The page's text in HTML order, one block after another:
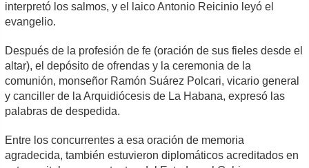
interpretó los salmos, y el laico Antonio Reicinio leyó el
evangelio.
Después de la profesión de fe (oración de sus fieles desde el
altar), el depósito de ofrendas y la ceremonia de la
comunión, monseñor Ramón Suárez Polcari, vicario general
y canciller de la Arquidiócesis de La Habana, expresó las
palabras de despedida.
Entre los concurrentes a esa oración de memoria
agradecida, también estuvieron diplomáticos acreditados en